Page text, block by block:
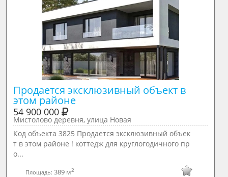
Продается эксклюзивный объект в
этом районе
54 900 000
Мистолово деревня, улица Новая
Код объекта 3825 Продается эксклюзивный объек
т в этом районе ! коттедж для круглогодичного пр
о...
Площадь:389 м2